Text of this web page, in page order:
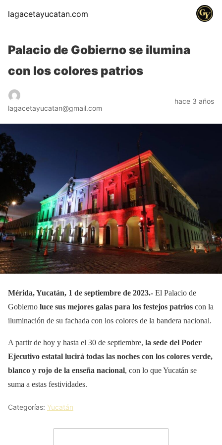
lagacetayucatan.com
Palacio de Gobierno se ilumina
con los colores patrios
lagacetayucatan@gmail.com
hace 3 años
Mérida, Yucatán, 1 de septiembre de 2023.- El Palacio de
Gobierno luce sus mejores galas para los festejos patrios con la
iluminación de su fachada con los colores de la bandera nacional.
A partir de hoy y hasta el 30 de septiembre, la sede del Poder
Ejecutivo estatal lucirá todas las noches con los colores verde,
blanco y rojo de la enseña nacional, con lo que Yucatán se
suma a estas festividades.
Categorías: Yucatán